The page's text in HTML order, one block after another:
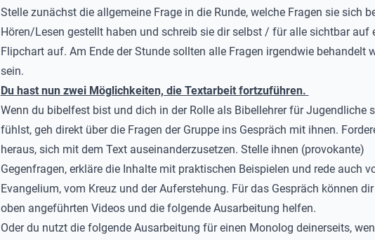
Stelle zunächst die allgemeine Frage in die Runde, welche Fragen sie sich
Hören/Lesen gestellt haben und schreib sie dir selbst / für alle sichtbar auf
Flipchart auf. Am Ende der Stunde sollten alle Fragen irgendwie behandelt
sein.
Du hast nun zwei Möglichkeiten, die Textarbeit fortzuführen.
Wenn du bibelfest bist und dich in der Rolle als Bibellehrer für Jugendliche
fühlst, geh direkt über die Fragen der Gruppe ins Gespräch mit ihnen.
heraus, sich mit dem Text auseinanderzusetzen. Stelle ihnen (provokante)
Gegenfragen, erkläre die Inhalte mit praktischen Beispielen und rede auch
Evangelium, vom Kreuz und der Auferstehung. Für das Gespräch können
oben angeführten Videos und die folgende Ausarbeitung helfen.
Oder du nutzt die folgende Ausarbeitung für einen Monolog deinerseits,